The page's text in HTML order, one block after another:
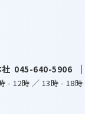
045-640-5906
- 12時 ／ 13時 - 18時